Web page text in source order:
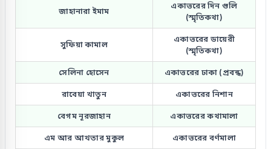
জাহানারা ইমাম
একাত্তরের দিন গুলি
(স্মৃতিকথা)
সুফিয়া কামাল
একাত্তরের ডায়েরী
(স্মৃতিকথা)
সেলিনা হোসেন একাত্তরের ঢাকা (প্ৰবন্ধ)
রাবেয়া খাতুন একাত্তরের নিশান
বেগম নূরজাহান একাত্তরের কথামালা
এম আর আখতার মুকুল একাত্তরের বর্ণমালা